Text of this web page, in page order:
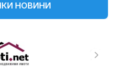
НОВИНИ